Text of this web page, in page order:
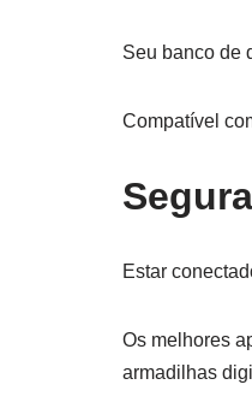
Seu banco de
Compatível
Estar
Os melhores
armadilhas